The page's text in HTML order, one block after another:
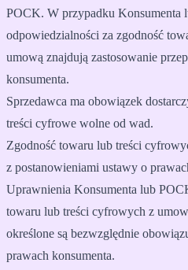
POCK. W przypadku Konsumenta
odpowiedzialności za zgodność
umową znajdują zastosowanie
konsumenta.
Sprzedawca ma obowiązek
treści cyfrowe wolne od wad.
Zgodność towaru lub treści
z postanowieniami ustawy o
Uprawnienia Konsumenta lub
towaru lub treści cyfrowych z
określone są bezwzględnie
prawach konsumenta.